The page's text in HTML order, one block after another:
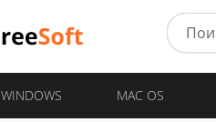
WINDOWS MAC OS